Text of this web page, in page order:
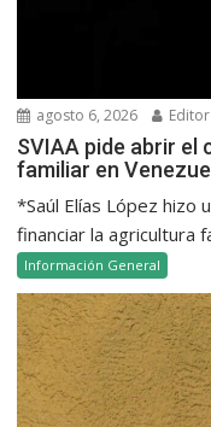
agosto 6, 2026 Editor
SVIAA pide abrir
familiar en
*Saúl Elías López hizo
financiar la agricultura
Información General